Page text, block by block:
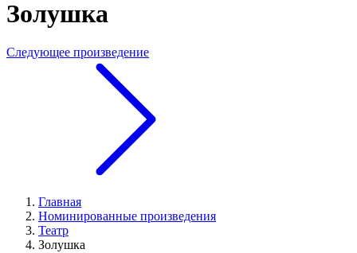
Золушка
Следующее произведение
Главная
Номинированные произведения
Театр
Золушка